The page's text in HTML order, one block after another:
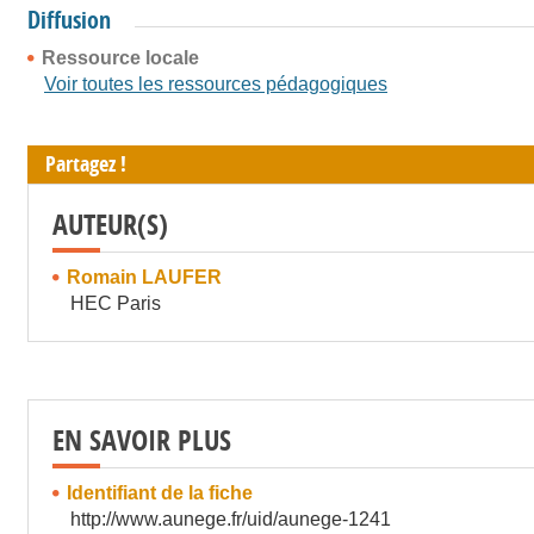
Diffusion
Ressource locale
Voir toutes les ressources pédagogiques
Partagez !
AUTEUR(S)
Romain LAUFER
HEC Paris
EN SAVOIR PLUS
Identifiant de la fiche
http://www.aunege.fr/uid/aunege-1241